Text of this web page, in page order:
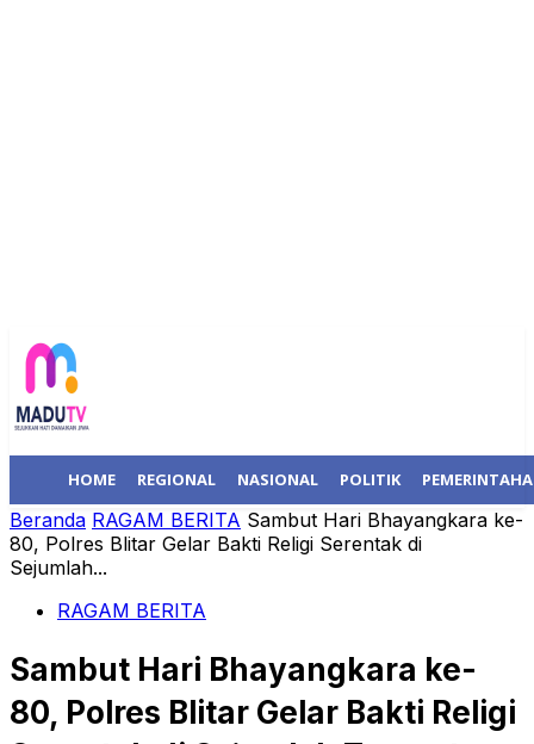
HOME REGIONAL NASIONAL POLITIK
Beranda RAGAM BERITA Sambut Hari Bhayangkara ke-
80, Polres Blitar Gelar Bakti Religi Serentak di
Sejumlah...
RAGAM BERITA
Sambut Hari Bhayangkara ke-
80, Polres Blitar Gelar Bakti Religi